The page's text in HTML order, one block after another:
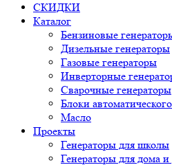
СКИДКИ
Каталог
Бензиновые
Дизельные генераторы
Газовые генераторы
Инверторные
Сварочные генераторы
Блоки
Масло
Проекты
Генераторы для школы
Генераторы для дома и